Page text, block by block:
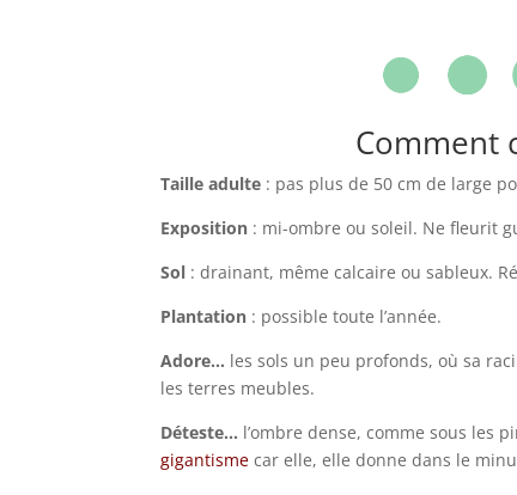
Comment
Taille adulte : pas plus de 50 cm de large
Exposition : mi-ombre ou soleil. Ne fleurit
Sol : drainant, même calcaire ou sableux.
Plantation : possible toute l’année.
Adore… les sols un peu profonds, où sa
les terres meubles.
Déteste… l’ombre dense, comme sous les
gigantisme car elle, elle donne dans le